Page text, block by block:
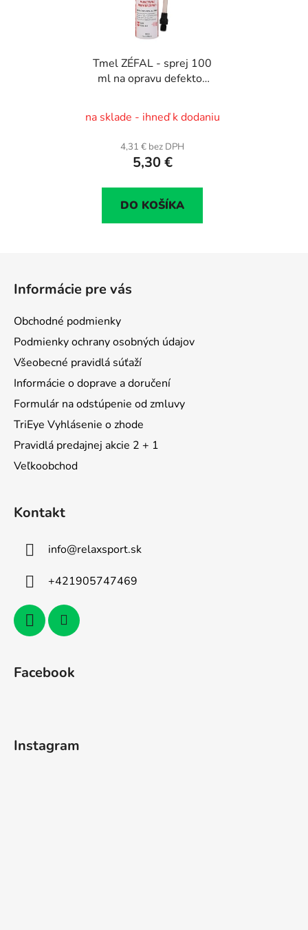
Tmel ZÉFAL - sprej 100
ml na opravu defektov
na sklade - ihneď k dodaniu
4,31 € bez DPH
5,30 €
DO KOŠÍKA
Informácie pre vás
Obchodné podmienky
Podmienky ochrany osobných údajov
Všeobecné pravidlá súťaží
Informácie o doprave a doručení
Formulár na odstúpenie od zmluvy
TriEye Vyhlásenie o zhode
Pravidlá predajnej akcie 2 + 1
Veľkoobchod
Kontakt
info@relaxsport.sk
+421905747469
Facebook
Instagram